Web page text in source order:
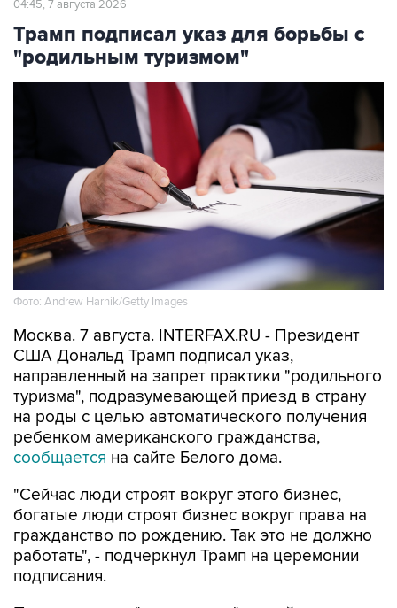
04:45, 7 августа 2026
Трамп подписал указ для борьбы с
"родильным туризмом"
Фото: Andrew Harnik/Getty Images
Москва. 7 августа. INTERFAX.RU - Президент
США Дональд Трамп подписал указ,
направленный на запрет практики "родильного
туризма", подразумевающей приезд в страну
на роды с целью автоматического получения
ребенком американского гражданства,
сообщается на сайте Белого дома.
"Сейчас люди строят вокруг этого бизнес,
богатые люди строят бизнес вокруг права на
гражданство по рождению. Так это не должно
работать", - подчеркнул Трамп на церемонии
подписания.